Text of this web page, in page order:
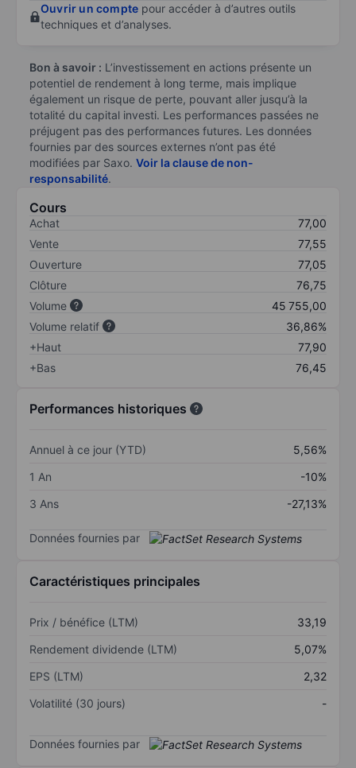
Ouvrir un compte pour accéder à d’autres outils
techniques et d’analyses.
Bon à savoir : L’investissement en actions présente un
potentiel de rendement à long terme, mais implique
également un risque de perte, pouvant aller jusqu’à la
totalité du capital investi. Les performances passées ne
préjugent pas des performances futures. Les données
fournies par des sources externes n’ont pas été
modifiées par Saxo. Voir la clause de non-
responsabilité.
Cours
Achat
77,00
Vente
77,55
Ouverture
77,05
Clôture
76,75
Volume
45 755,00
Volume relatif
36,86%
+Haut
77,90
+Bas
76,45
Performances historiques
Annuel à ce jour (YTD)
5,56%
1 An
-10%
3 Ans
-27,13%
Données fournies par
Caractéristiques principales
Prix / bénéfice (LTM)
33,19
Rendement dividende (LTM)
5,07%
EPS (LTM)
2,32
Volatilité (30 jours)
-
Données fournies par